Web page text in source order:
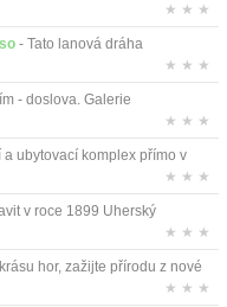
★ ★ ★
- Tato lanová dráha
★ ★ ★
- doslova. Galerie
★ ★ ★
ubytovací komplex přímo v
★ ★ ★
v roce 1899 Uherský
★ ★ ★
hor, zažijte přírodu z nové
★ ★ ★